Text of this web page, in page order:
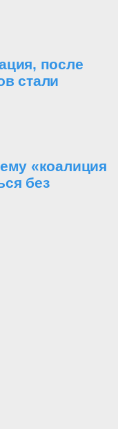
после
стали
«коалиция
без